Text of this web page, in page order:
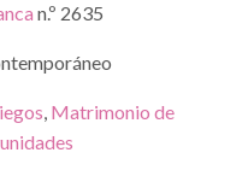
n.º 2635
, Matrimonio de